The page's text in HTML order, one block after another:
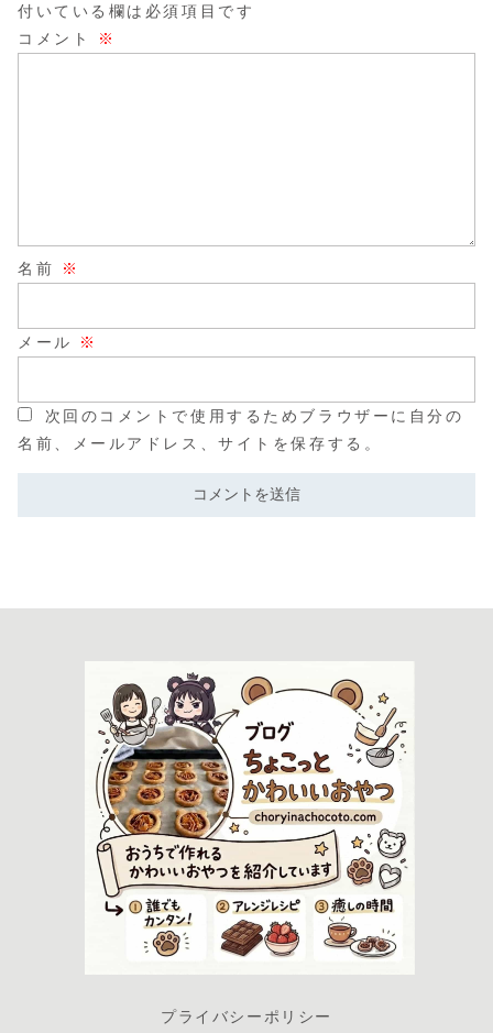
付いている欄は必須項目です
コメント
※
名前 ※
メール ※
次回のコメントで使用するためブラウザーに自分の
名前、メールアドレス、サイトを保存する。
プライバシーポリシー